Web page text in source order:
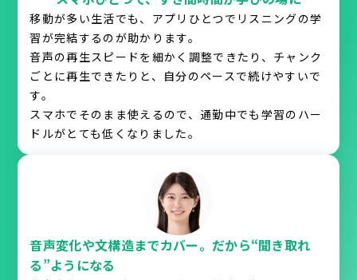
移動が多い生活でも、アプリひとつでリスニングの学
習が完結するのが助かります。
音声の再生スピードを細かく調整できたり、チャンク
ごとに再生できたりと、自分のペースで続けやすいで
す。
スマホでそのまま使えるので、通勤中でも学習のハー
ドルがとても低くなりました。
音声変化や文構造までカバー。だから“聞き取れ
る”ようになる